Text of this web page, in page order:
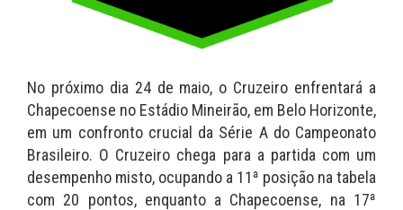
No próximo dia 24 de maio, o Cruzeiro enfrentará a
Chapecoense no Estádio Mineirão, em Belo Horizonte,
em um confronto crucial da Série A do Campeonato
Brasileiro. O Cruzeiro chega para a partida com um
desempenho misto, ocupando a 11ª posição na tabela
com 20 pontos, enquanto a Chapecoense, na 17ª